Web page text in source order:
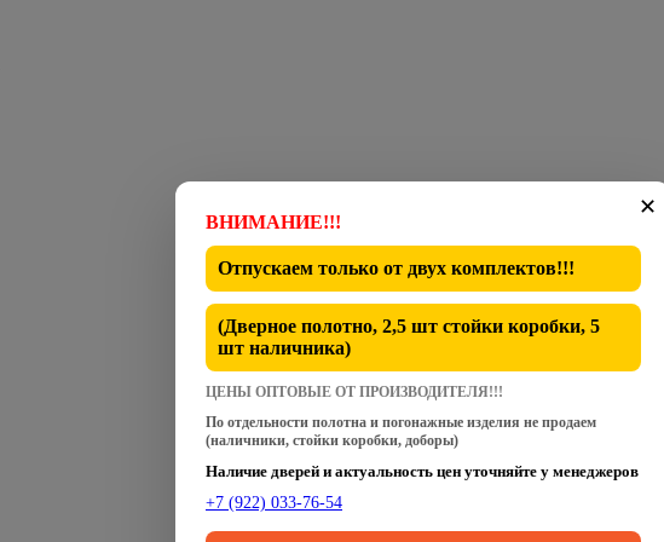
✕
ВНИМАНИЕ!!!
Отпускаем только от двух комплектов!!!
(Дверное полотно, 2,5 шт стойки коробки, 5
шт наличника)
ЦЕНЫ ОПТОВЫЕ ОТ ПРОИЗВОДИТЕЛЯ!!!
По отдельности полотна и погонажные изделия не продаем
(наличники, стойки коробки, доборы)
Наличие дверей и актуальность цен уточняйте у менеджеров
+7 (922) 033-76-54